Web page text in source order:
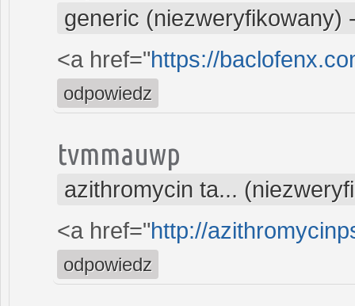
generic (niezweryfikowany)
<a href="https://
odpowiedz
tvmmauwp
azithromycin ta...
<a href="http://
odpowiedz